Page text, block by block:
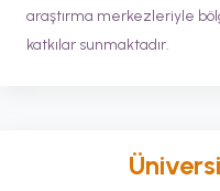
araştırma merkezleriyle
katkılar sunmaktadır.